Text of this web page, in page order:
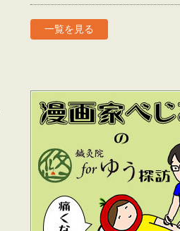
一覧を見る